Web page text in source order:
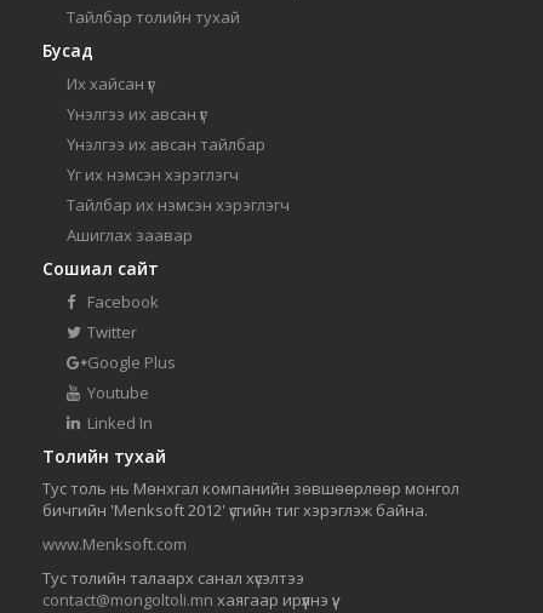
Тайлбар толийн тухай
Бусад
Их хайсан үг
Үнэлгээ их авсан үг
Үнэлгээ их авсан тайлбар
Үг их нэмсэн хэрэглэгч
Тайлбар их нэмсэн хэрэглэгч
Ашиглах заавар
Сошиал сайт
Facebook
Twitter
Google Plus
Youtube
Linked In
Толийн тухай
Тус толь нь Мөнхгал компанийн зөвшөөрлөөр монгол
бичгийн 'Menksoft 2012' үсгийн тиг хэрэглэж байна.
www.Menksoft.com
Тус толийн талаарх санал хүсэлтээ
contact@mongoltoli.mn хаягаар ирүүлнэ үү.